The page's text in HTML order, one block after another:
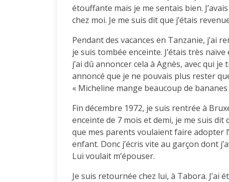
étouffante mais je me sentais bien.
chez moi. Je me suis dit que j’étais
Pendant des vacances en Tanzanie, j’ai
je suis tombée enceinte. J’étais très
j’ai dû annoncer cela à Agnès, avec qui je
annoncé que je ne pouvais plus rester
« Micheline mange beaucoup de
Fin décembre 1972, je suis rentrée à
enceinte de 7 mois et demi, je me suis dit
que mes parents voulaient faire adopter
enfant. Donc j’écris vite au garçon dont
Lui voulait m’épouser.
Je suis retournée chez lui, à Tabora. J’ai